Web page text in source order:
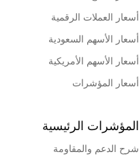
أسعار العملات الرقمية
أسعار الأسهم السعودية
أسعار الأسهم الأمريكية
أسعار المؤشرات
المؤشرات الرئيسية
شرح الدعم والمقاومة